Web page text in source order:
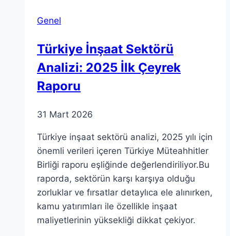
Genel
Türkiye İnşaat Sektörü
Analizi: 2025 İlk Çeyrek
Raporu
31 Mart 2026
Türkiye inşaat sektörü analizi, 2025 yılı için
önemli verileri içeren Türkiye Müteahhitler
Birliği raporu eşliğinde değerlendiriliyor.Bu
raporda, sektörün karşı karşıya olduğu
zorluklar ve fırsatlar detaylıca ele alınırken,
kamu yatırımları ile özellikle inşaat
maliyetlerinin yüksekliği dikkat çekiyor.